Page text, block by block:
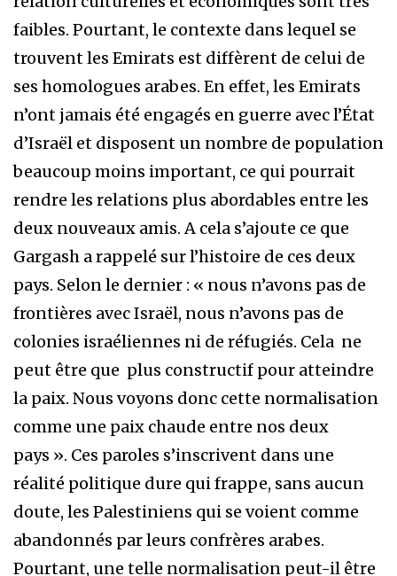
faibles. Pourtant, le contexte dans lequel se
trouvent les Emirats est diffèrent de celui de
ses homologues arabes. En effet, les Emirats
n’ont jamais été engagés en guerre avec l’État
d’Israël et disposent un nombre de population
beaucoup moins important, ce qui pourrait
rendre les relations plus abordables entre les
deux nouveaux amis. A cela s’ajoute ce que
Gargash a rappelé sur l’histoire de ces deux
pays. Selon le dernier : « nous n’avons pas de
frontières avec Israël, nous n’avons pas de
colonies israéliennes ni de réfugiés. Cela ne
peut être que plus constructif pour atteindre
la paix. Nous voyons donc cette normalisation
comme une paix chaude entre nos deux
pays ». Ces paroles s’inscrivent dans une
réalité politique dure qui frappe, sans aucun
doute, les Palestiniens qui se voient comme
abandonnés par leurs confrères arabes.
Pourtant, une telle normalisation peut-il être